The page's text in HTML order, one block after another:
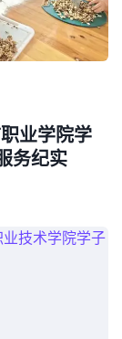
业学院学
务纪实